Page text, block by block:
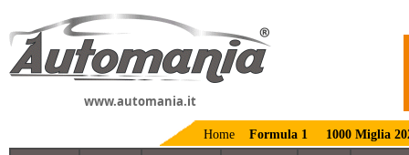
www.automania.it
Home Formula 1 1000 Miglia